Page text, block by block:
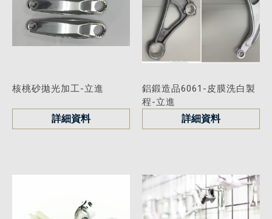
核桃砂拋光加工-立進
詳細資料
鋁鍛造品6061-皮膜洗白製
程-立進
詳細資料